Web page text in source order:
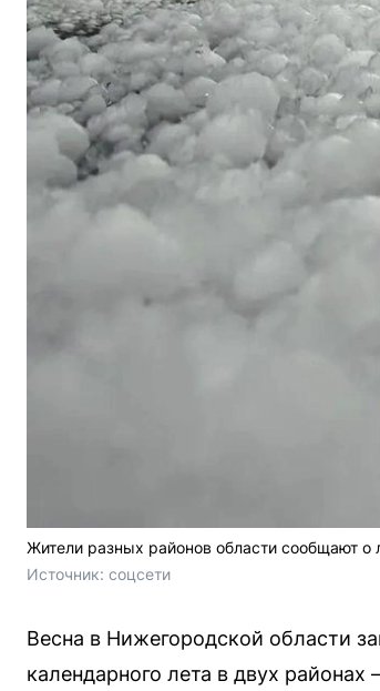
Жители разных районов области сообщают о
Источник: соцсети
Весна в Нижегородской области
календарного лета в двух